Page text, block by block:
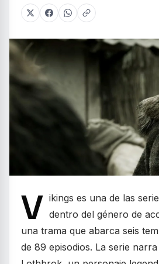
V ikings es una de las
dentro del género de
una trama que abarca seis
de 89 episodios. La serie